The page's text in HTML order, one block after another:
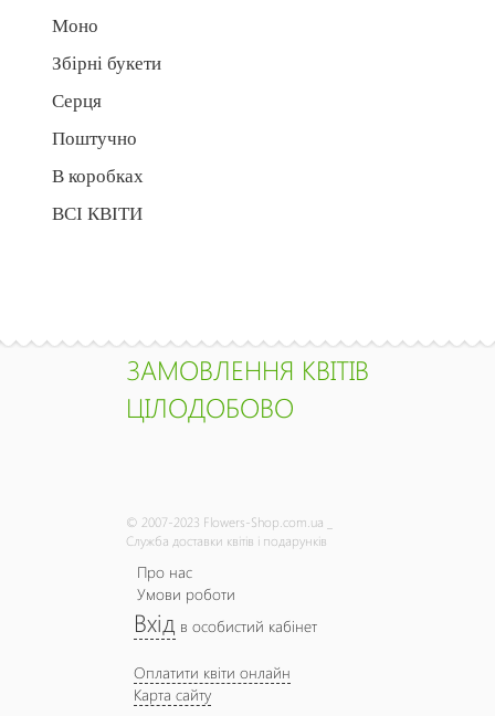
Моно
Збірні букети
Серця
Поштучно
В коробках
ВСІ КВІТИ
ЗАМОВЛЕННЯ КВІТІВ
ЦІЛОДОБОВО
© 2007-2023 Flowers-Shop.com.ua _
Служба доставки квітів і подарунків
Про нас
Умови роботи
Вхід в особистий кабінет
Оплатити квіти онлайн
Карта сайту